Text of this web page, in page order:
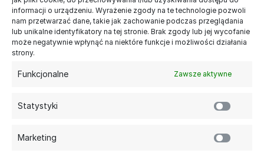
informacji o urządzeniu. Wyrażenie zgody na te technologie pozwoli
nam przetwarzać dane, takie jak zachowanie podczas przeglądania
lub unikalne identyfikatory na tej stronie. Brak zgody lub jej wycofanie
może negatywnie wpłynąć na niektóre funkcje i możliwości działania
strony.
Funkcjonalne Zawsze aktywne
Statystyki
Marketing
Długopisy reklamowe Kraków
Długopisy reklamowe Łódź
Długopisy reklamowe Gdańsk
Długopisy reklamowe Poznań
Długopisy plastikowe
Długopisy ekologiczne